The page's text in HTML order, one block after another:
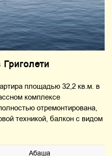
площадью 32,2 кв.м. в
комплексе
отремонтирована,
техникой, балкон с видом
Абаша